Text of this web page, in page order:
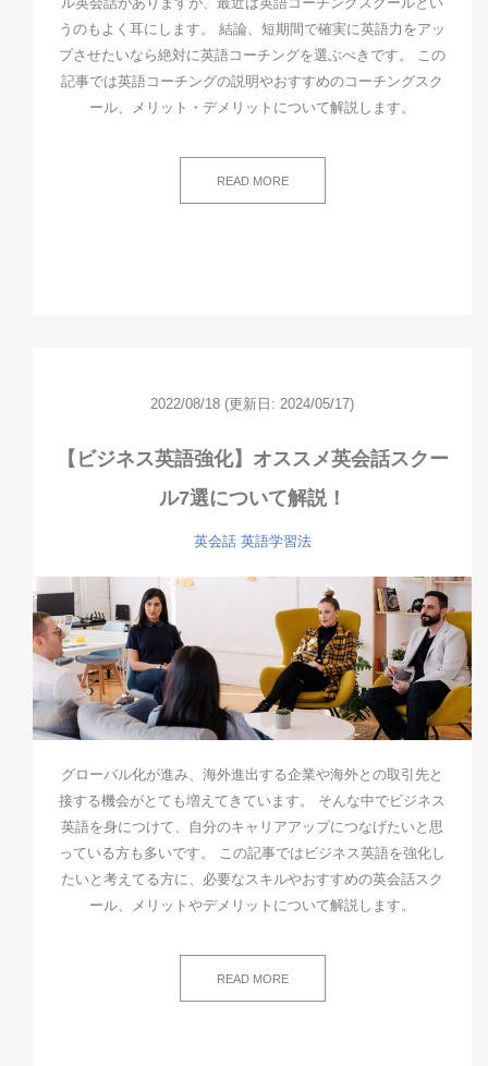
うのもよく耳にします。 結論、短期間で確実に英語力をアッ
プさせたいなら絶対に英語コーチングを選ぶべきです。 この
記事では英語コーチングの説明やおすすめのコーチングスク
ール、メリット・デメリットについて解説します。
READ MORE
2022/08/18 (更新日: 2024/05/17)
【ビジネス英語強化】オススメ英会話スクー
ル7選について解説！
英会話 英語学習法
グローバル化が進み、海外進出する企業や海外との取引先と
接する機会がとても増えてきています。 そんな中でビジネス
英語を身につけて、自分のキャリアアップにつなげたいと思
っている方も多いです。 この記事ではビジネス英語を強化し
たいと考えてる方に、必要なスキルやおすすめの英会話スク
ール、メリットやデメリットについて解説します。
READ MORE